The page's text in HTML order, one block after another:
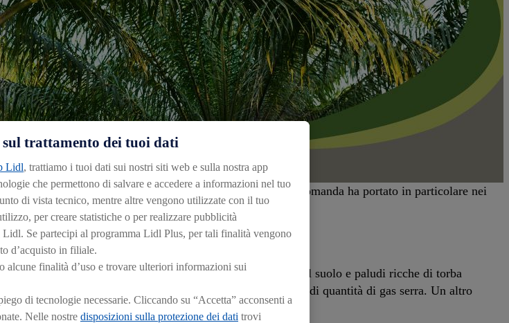
stelle la domanda dell’olio di palma. L’aumento della domanda ha portato in particolare nei
ECOLOGICHE E SOCIALI
cresce sempre di più. Foreste pluviali vengono rase al suolo e paludi ricche di torba
e popolazioni locali, bensì vengono liberate anche grandi quantità di gas serra. Un altro
bassi e assenza di abbigliamento di protezione.
trattamento dei tuoi dati
Lidl, trattiamo i tuoi dati sui nostri siti web e sulla nostra app
che permettono di salvare e accedere a informazioni nel tuo
di vista tecnico, mentre altre vengono utilizzate con il tuo
per creare statistiche o per realizzare pubblicità
Lidl. Se partecipi al programma Lidl Plus, per tali finalità vengono
d’acquisto in filiale.
alcune finalità d’uso e trovare ulteriori informazioni sui
di tecnologie necessarie. Cliccando su “Accetta” acconsenti a
Nelle nostre disposizioni sulla protezione dei dati trovi